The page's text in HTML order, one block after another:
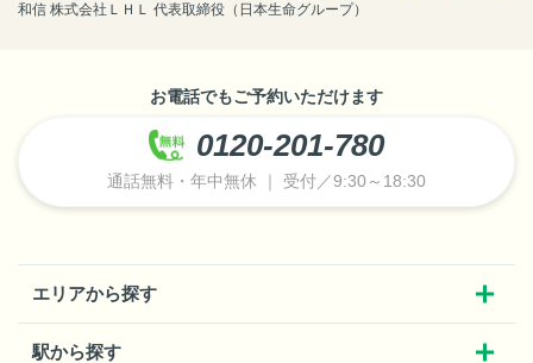
和信 株式会社ＬＨＬ 代表取締役（日本生命グループ）
お電話でもご予約いただけます
0120-201-780
通話無料・年中無休 ｜ 受付／9:30～18:30
エリアから探す
駅から探す